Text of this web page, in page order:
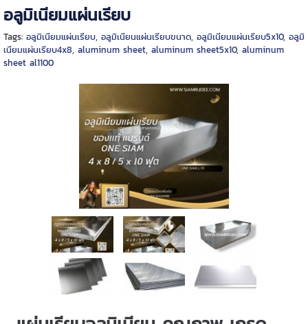
อลูมิเนียมแผ่นเรียบ
Tags: อลูมิเนียมแผ่นเรียบ, อลูมิเนียนแผ่นเรียบขนาด, อลูมิเนียมแผ่นเรียบ5x10, อลูมิ
เนียมแผ่นเรียบ4x8, aluminum sheet, aluminum sheet5x10, aluminum
sheet al1100